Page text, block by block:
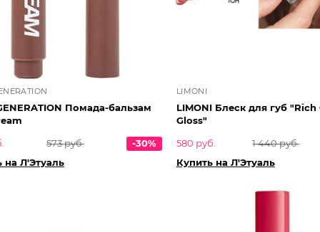
Помада-бальзам
573 руб.
-30%
на Л'Этуаль
LIMONI
LIMONI Блеск для губ "Rich Color
Gloss"
580 руб.
1 440 руб.
Купить на Л'Этуаль